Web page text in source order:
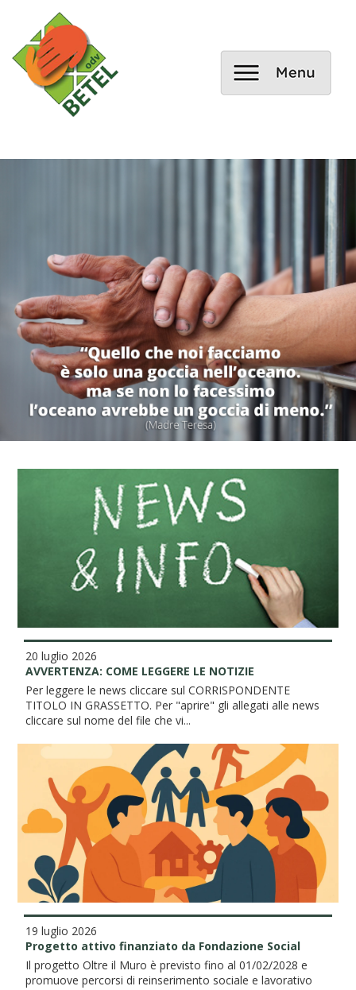
20 luglio 2026
AVVERTENZA: COME LEGGERE LE NOTIZIE
Per leggere le news cliccare sul CORRISPONDENTE
TITOLO IN GRASSETTO. Per "aprire" gli allegati alle news
cliccare sul nome del file che vi...
19 luglio 2026
Progetto attivo finanziato da Fondazione Social
Il progetto Oltre il Muro è previsto fino al 01/02/2028 e
promuove percorsi di reinserimento sociale e lavorativo